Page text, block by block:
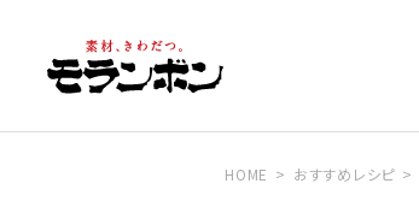
HOME おすすめレシピ